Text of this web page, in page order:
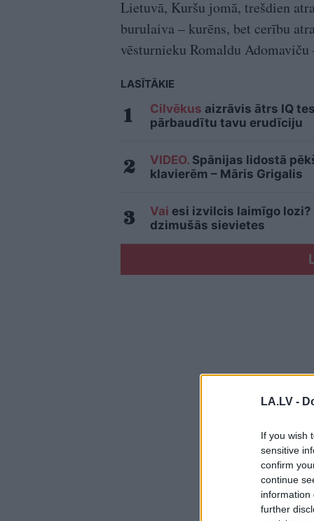
LA.LV -
If you wish
sensitive
confirm
continue
information
further
Lietuvā, Kuršu jomā, trešdien
burulaiva – kurēns, bet cerību
vēsturnieku Romaldu Adomaviču
LASĪTĀKIE
Cilvēkus aizrāvis ātrs IQ
pārbaudītu tavu erudīciju
VIDEO. Spānijas lidostā
klavierēm – Māris Grigalis
Vai esi izvilcis laimīgo
dzimušās sievietes